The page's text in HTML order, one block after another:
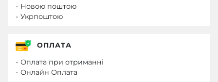
- Новою поштою
- Укрпоштою
ОПЛАТА
- Оплата при отриманні
- Онлайн Оплата